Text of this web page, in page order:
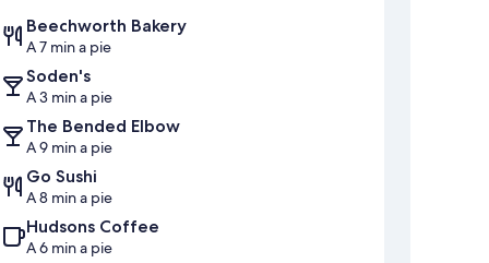
Beechworth Bakery
A 7 min a pie
Soden's
A 3 min a pie
The Bended Elbow
A 9 min a pie
Go Sushi
A 8 min a pie
Hudsons Coffee
A 6 min a pie